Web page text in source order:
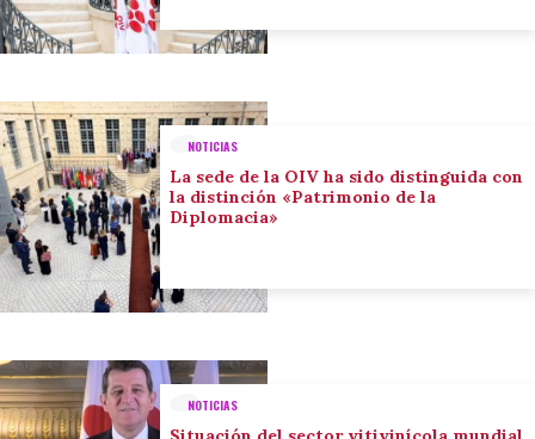
NOTICIAS
La sede de la OIV ha sido distinguida con
la distinción «Patrimonio de la
Diplomacia»
NOTICIAS